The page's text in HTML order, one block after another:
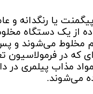
یا رنگدانه و
از یک دستگاه
مخلوط می‌شوند و
که در فرمولاسیون
مذاب پیلمری در
می‌شوند.